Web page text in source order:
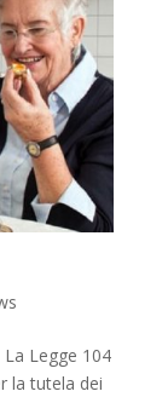
Legge 104
la tutela dei